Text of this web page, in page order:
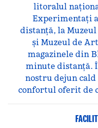
litoralul
Experimentați
distanță, la
și Muzeul de
magazinele din
minute distanță.
nostru dejun
confortul oferit de